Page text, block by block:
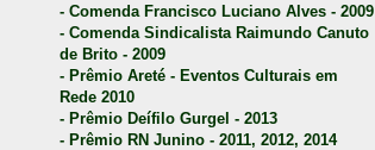
- Comenda Francisco Luciano Alves - 2009
- Comenda Sindicalista Raimundo Canuto
de Brito - 2009
- Prêmio Areté - Eventos Culturais em
Rede 2010
- Prêmio Deífilo Gurgel - 2013
- Prêmio RN Junino - 2011, 2012, 2014